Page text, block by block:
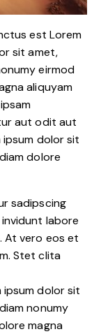
est Lorem
sit amet,
eirmod
aliquyam
aut odit aut
dolor sit
dolore
sadipscing
labore
At vero eos et
Stet clita
ipsum dolor sit
nonumy
magna